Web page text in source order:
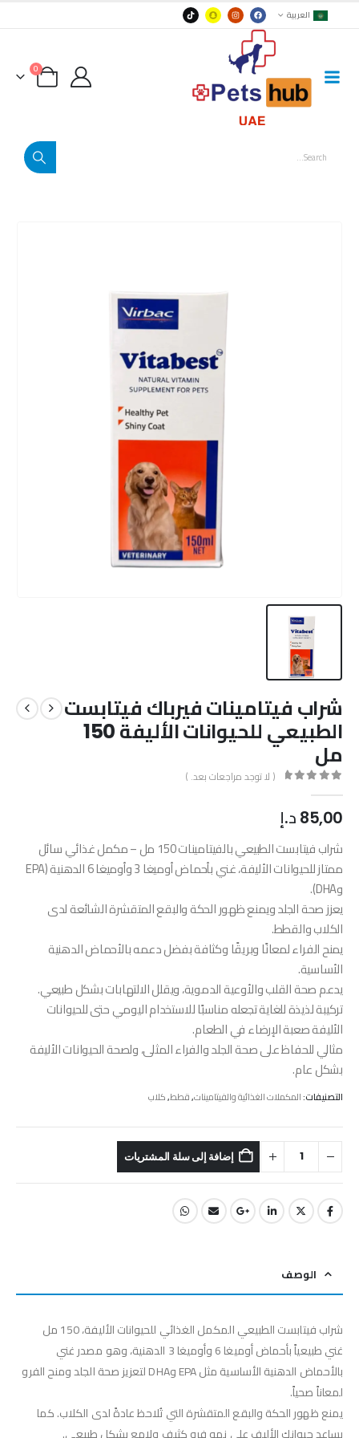
العربية
0
شراب فيتامينات فيرباك فيتابست
الطبيعي للحيوانات الأليفة 150
مل
( لا توجد مراجعات بعد. )
85,00 د.إ
شراب فيتابست الطبيعي بالفيتامينات 150 مل – مكمل غذائي سائل
ممتاز للحيوانات الأليفة، غني بأحماض أوميغا 3 وأوميغا 6 الدهنية (EPA
وDHA).
يعزز صحة الجلد ويمنع ظهور الحكة والبقع المتقشرة الشائعة لدى
الكلاب والقطط.
يمنح الفراء لمعانًا وبريقًا وكثافة بفضل دعمه بالأحماض الدهنية
الأساسية.
يدعم صحة القلب والأوعية الدموية، ويقلل الالتهابات بشكل طبيعي.
تركيبة لذيذة للغاية تجعله مناسبًا للاستخدام اليومي حتى للحيوانات
الأليفة صعبة الإرضاء في الطعام.
مثالي للحفاظ على صحة الجلد والفراء المثلى، ولصحة الحيوانات الأليفة
بشكل عام.
التصنيفات:المكملات الغذائية والفيتامينات,قطط,كلاب
إضافة إلى سلة المشتريات
الوصف
شراب فيتابست الطبيعي المكمل الغذائي للحيوانات الأليفة، 150 مل
غني طبيعياً بأحماض أوميغا 6 وأوميغا 3 الدهنية، وهو مصدر غني
بالأحماض الدهنية الأساسية مثل EPA وDHA لتعزيز صحة الجلد ومنح الفرو
لمعاناً صحياً.
يمنع ظهور الحكة والبقع المتقشرة التي تُلاحظ عادةً لدى الكلاب. كما